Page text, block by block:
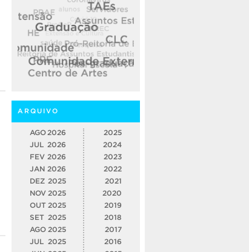
ARQUIVO
AGO 2026
JUL 2026
FEV 2026
JAN 2026
DEZ 2025
NOV 2025
OUT 2025
SET 2025
AGO 2025
JUL
2025
2025
2024
2023
2022
2021
2020
2019
2018
2017
2016